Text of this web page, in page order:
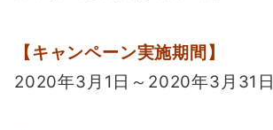
【キャンペーン実施期間】
2020年3月1日～2020年3月31日